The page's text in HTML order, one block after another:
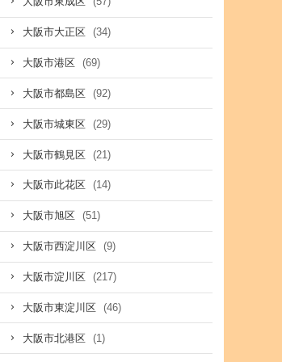
大阪市大正区 (34)
大阪市港区 (69)
大阪市都島区 (92)
大阪市城東区 (29)
大阪市鶴見区 (21)
大阪市此花区 (14)
大阪市旭区 (51)
大阪市西淀川区 (9)
大阪市淀川区 (217)
大阪市東淀川区 (46)
大阪市北港区 (1)